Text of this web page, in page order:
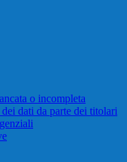
o incompleta
dati da parte dei titolari